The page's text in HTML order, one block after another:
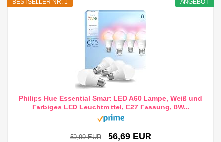
ANGEBOT
BESTSELLER NR. 1
Philips Hue Essential Smart LED A60 Lampe, Weiß und
Farbiges LED Leuchtmittel, E27 Fassung, 8W...
59,99 EUR 56,69 EUR